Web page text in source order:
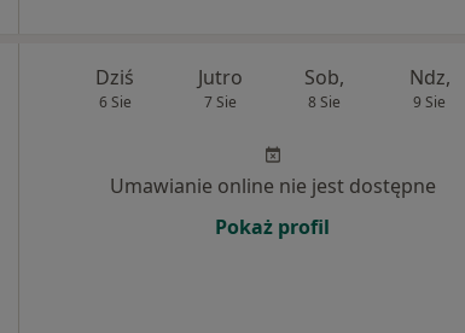
Dziś
6 Sie
Jutro
7 Sie
Sob,
8 Sie
Ndz,
9 Sie
Umawianie online nie jest dostępne
Pokaż profil